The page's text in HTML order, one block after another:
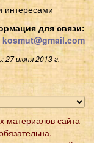
интересами
для связи:
kosmut@gmail.com
27 июня 2013 г.
материалов сайта